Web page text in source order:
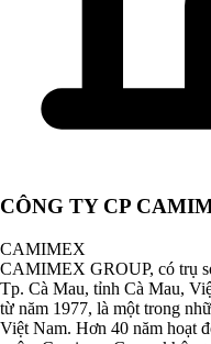
CÔNG TY CP
CAMIMEX
CAMIMEX GROUP, có trụ
Tp. Cà Mau, tỉnh Cà Mau,
từ năm 1977, là một trong
Việt Nam. Hơn 40 năm hoạt